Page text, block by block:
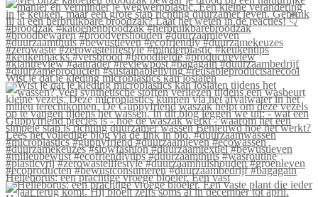
Wist je dat je kleding microplastics kan loslaten
Helleborus: een prachtige vroege bloeier. Een vast